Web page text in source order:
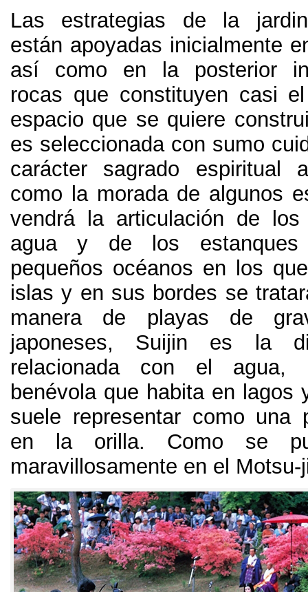
Las estrategias de la
están apoyadas inicialmente
así como en la posterior
rocas que constituyen casi
espacio que se quiere
es seleccionada con sumo
carácter sagrado espiritual
como la morada de algunos
vendrá la articulación de los
agua y de los
pequeños océanos en los
islas y en sus bordes se
manera de playas de
japoneses, Suijin es la
relacionada con el agua,
benévola que habita en lagos
suele representar como una
en la orilla. Como se
maravillosamente en el Motsu-